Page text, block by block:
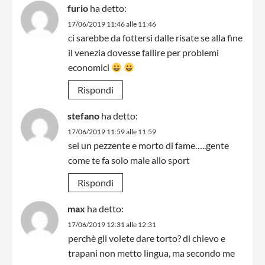
furio ha detto:
17/06/2019 11:46 alle 11:46
ci sarebbe da fottersi dalle risate se alla fine
il venezia dovesse fallire per problemi
economici
Rispondi
stefano ha detto:
17/06/2019 11:59 alle 11:59
sei un pezzente e morto di fame…..gente
come te fa solo male allo sport
Rispondi
max ha detto:
17/06/2019 12:31 alle 12:31
perchè gli volete dare torto? di chievo e
trapani non metto lingua, ma secondo me